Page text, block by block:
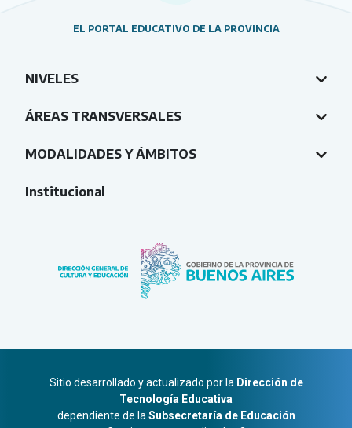
EL PORTAL EDUCATIVO DE LA PROVINCIA
NIVELES
ÁREAS TRANSVERSALES
MODALIDADES Y ÁMBITOS
Institucional
Sitio desarrollado y actualizado por la Dirección de
Tecnología Educativa
dependiente de la Subsecretaría de Educación